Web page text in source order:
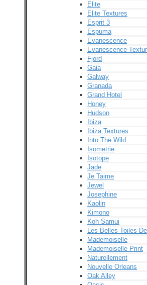
Elite
Elite Textures
Esprit 3
Espuma
Evanescence
Evanescence
Fjord
Gaia
Galway
Granada
Grand Hotel
Honey
Hudson
Ibiza
Ibiza Textures
Into The Wild
Isometrie
Isotope
Jade
Je Taime
Jewel
Josephine
Kaolin
Kimono
Koh Samui
Les Belles Toiles
Mademoiselle
Mademoiselle Print
Naturellement
Nouvelle Orleans
Oak Alley